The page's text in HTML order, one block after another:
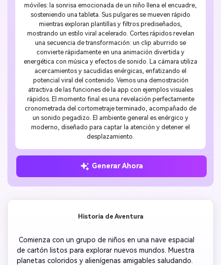
móviles: la sonrisa emocionada de un niño llena el encuadre,
sosteniendo una tableta. Sus pulgares se mueven rápido
mientras exploran plantillas y filtros prediseñados,
mostrando un estilo viral acelerado. Cortes rápidos revelan
una secuencia de transformación: un clip aburrido se
convierte rápidamente en una animación divertida y
energética con música y efectos de sonido. La cámara utiliza
acercamientos y sacudidas enérgicas, enfatizando el
potencial viral del contenido. Vemos una demostración
atractiva de las funciones de la app con ejemplos visuales
rápidos. El momento final es una revelación perfectamente
cronometrada del cortometraje terminado, acompañado de
un sonido pegadizo. El ambiente general es enérgico y
moderno, diseñado para captar la atención y detener el
desplazamiento.
Generar Ahora
Historia de Aventura
Comienza con un grupo de niños en una nave espacial
de cartón listos para explorar nuevos mundos. Muestra
planetas coloridos y alienígenas amigables saludando.